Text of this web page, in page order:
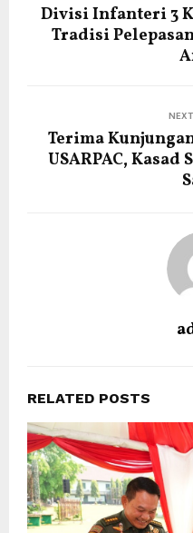
Divisi Infanteri 3
Tradisi
Terima
USARPAC, Kasad
RELATED POSTS